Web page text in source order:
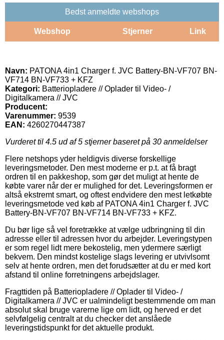
Bedst anmeldte webshops
Webshop Stjerner Link
Navn: PATONA 4in1 Charger f. JVC Battery-BN-VF707 BN-
VF714 BN-VF733 + KFZ
Kategori: Batteriopladere // Oplader til Video- /
Digitalkamera // JVC
Producent:
Varenummer: 9539
EAN: 4260270447387
Vurderet til 4.5 ud af 5 stjerner baseret på 30 anmeldelser
Flere netshops yder heldigvis diverse forskellige
leveringsmetoder. Den mest moderne er p.t. at få bragt
ordren til en pakkeshop, som gør det muligt at hente de
købte varer når der er mulighed for det. Leveringsformen er
altså ekstremt smart, og oftest endvidere den mest letkøbte
leveringsmetode ved køb af PATONA 4in1 Charger f. JVC
Battery-BN-VF707 BN-VF714 BN-VF733 + KFZ.
Du bør lige så vel foretrække at vælge udbringning til din
adresse eller til adressen hvor du arbejder. Leveringstypen
er som regel lidt mere bekostelig, men ydermere særligt
bekvem. Den mindst kostelige slags levering er utvivlsomt
selv at hente ordren, men det forudsætter at du er med kort
afstand til online forretningens arbejdslager.
Fragttiden på Batteriopladere // Oplader til Video- /
Digitalkamera // JVC er ualmindeligt bestemmende om man
absolut skal bruge varerne lige om lidt, og herved er det
selvfølgelig centralt at du checker det anslåede
leveringstidspunkt for det aktuelle produkt.